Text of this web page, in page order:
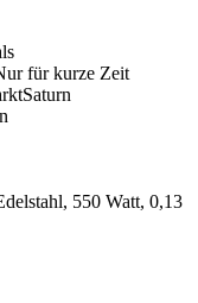
für kurze Zeit
550 Watt, 0,13